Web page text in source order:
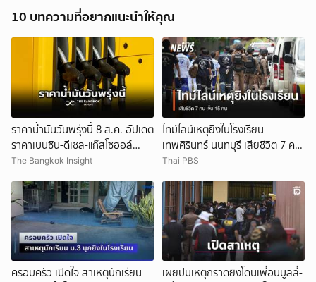
10 บทความที่อยากแนะนำให้คุณ
ราคาน้ำมันวันพรุ่งนี้ 8 ส.ค. อัปเดต
ราคาเบนซิน-ดีเซล-แก๊สโซฮอล์
ล่าสุดที่นี่
The Bangkok Insight
ไทม์ไลน์เหตุยิงในโรงเรียน
เทพศิรินทร์ นนทบุรี เสียชีวิต 7 คน
เจ็บ 15 คน
Thai PBS
ครอบครัว เปิดใจ สาเหตุนักเรียน
เผยปมเหตุกราดยิงโดนเพื่อนบูลลี่-